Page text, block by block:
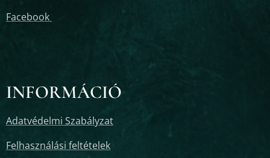
Facebook
INFORMÁCIÓ
Adatvédelmi Szabályzat
Felhasználási feltételek